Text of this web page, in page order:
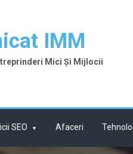
IMM
Mici Și Mijlocii
SEO Afaceri